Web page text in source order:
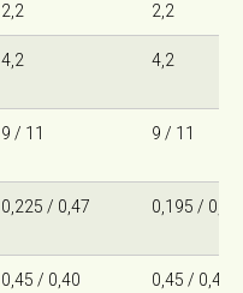
2,2 2,2
4,2 4,2
9 / 11 9 / 11
0,225 / 0,47 0,195 / 0,40
0,45 / 0,40 0,45 / 0,40